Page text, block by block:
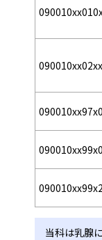
当科は乳腺